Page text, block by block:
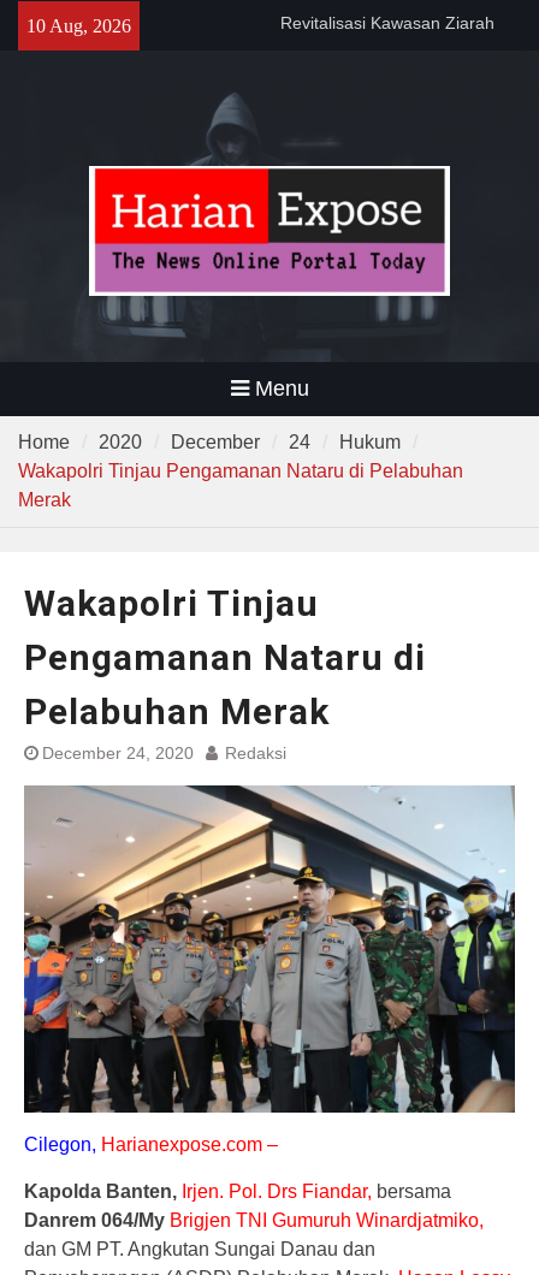
10 Aug, 2026
Program CKG Jemput Bola di
Menu
Home 2020 December 24
Hukum
Wakapolri Tinjau Pengamanan Nataru di Pelabuhan
Merak
Wakapolri Tinjau
Pengamanan Nataru di
Pelabuhan Merak
December 24, 2020 Redaksi
Cilegon, Harianexpose.com –
Kapolda Banten, Irjen. Pol. Drs Fiandar, bersama
Danrem 064/My Brigjen TNI Gumuruh Winardjatmiko,
dan GM PT. Angkutan Sungai Danau dan